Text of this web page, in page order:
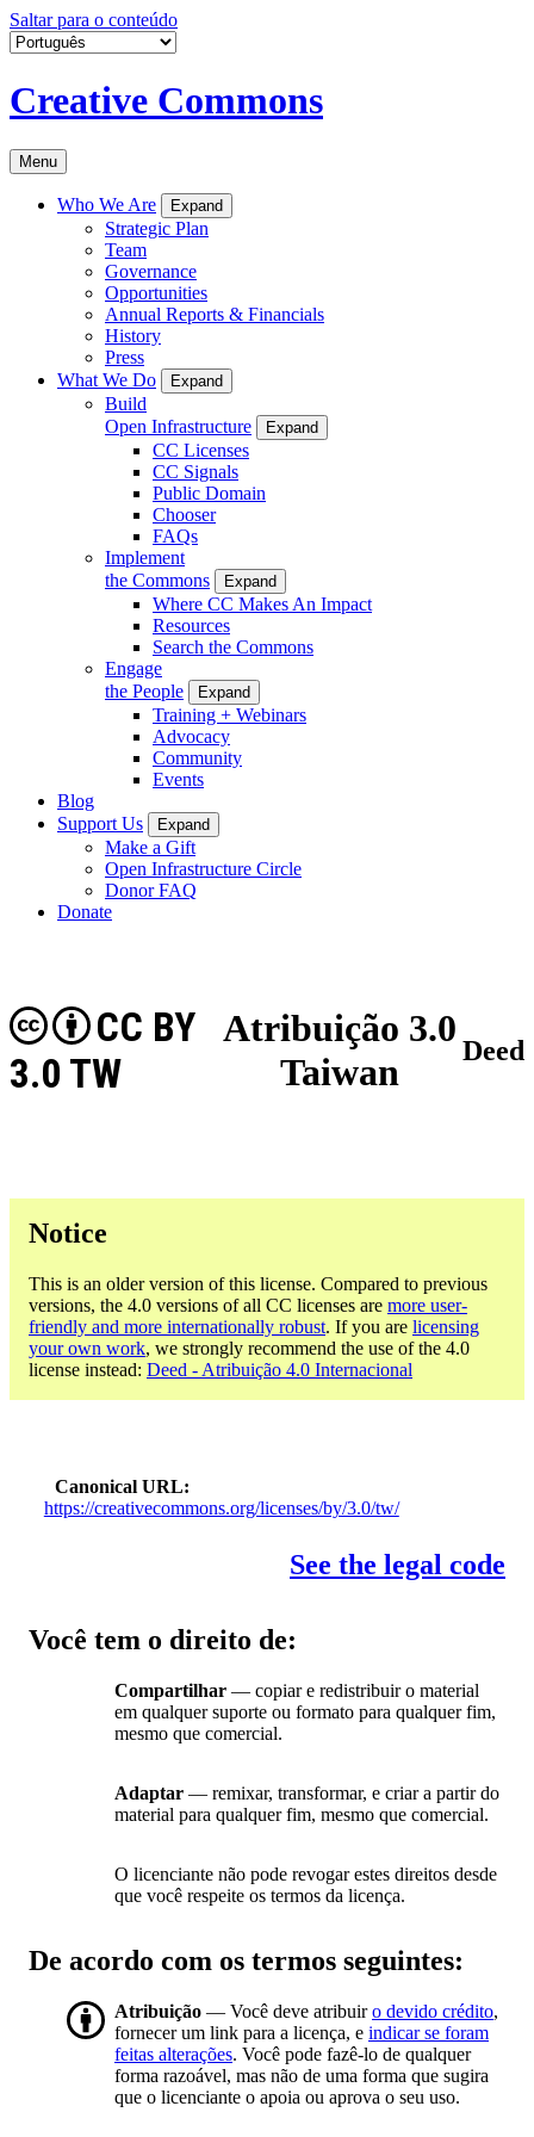
Saltar para o conteúdo
Creative Commons
Menu
Who We Are Expand
Strategic Plan
Team
Governance
Opportunities
Annual Reports & Financials
History
Press
What We Do
Expand
Build
Open Infrastructure
Expand
CC Licenses
CC Signals
Public Domain
Chooser
FAQs
Implement
the Commons
Expand
Where CC Makes An Impact
Resources
Search the Commons
Engage
the People
Expand
Training + Webinars
Advocacy
Community
Events
Blog
Support Us
Expand
Make a Gift
Open Infrastructure Circle
Donor FAQ
Donate
Atribuição 3.0
Taiwan
CC BY
3.0 TW
Deed
Notice
This is an older version of this license. Compared to previous
versions, the 4.0 versions of all CC licenses are more user-
friendly and more internationally robust. If you are licensing
your own work, we strongly recommend the use of the 4.0
license instead: Deed - Atribuição 4.0 Internacional
Canonical URL
https://creativecommons.org/licenses/by/3.0/tw/
See the legal code
Você tem o direito de:
Compartilhar — copiar e redistribuir o material
em qualquer suporte ou formato para qualquer fim,
mesmo que comercial.
Adaptar — remixar, transformar, e criar a partir do
material para qualquer fim, mesmo que comercial.
O licenciante não pode revogar estes direitos desde
que você respeite os termos da licença.
De acordo com os termos seguintes:
Atribuição — Você deve atribuiro devido crédito,
fornecer um link para a licença, e indicar se foram
feitas alterações. Você pode fazê-lo de qualquer
forma razoável, mas não de uma forma que sugira
que o licenciante o apoia ou aprova o seu uso.